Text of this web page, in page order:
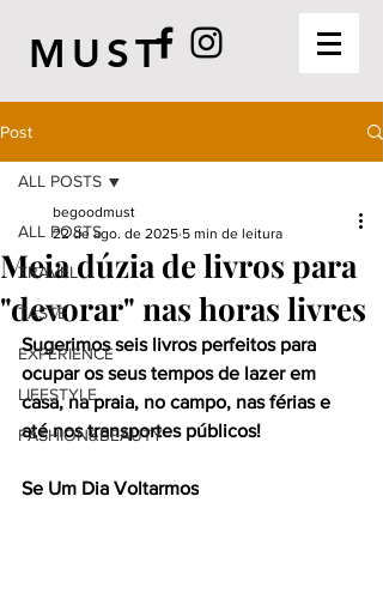
MUST
Post
ALL POSTS
TRAVEL
TASTE
EXPERIENCE
LIFESTYLE
FASHION&BEAUTY
ALL POSTS
Meia dúzia de livros para
"devorar" nas horas livres
begoodmust
22 de ago. de 2025 5 min de leitura
Sugerimos seis livros perfeitos para
ocupar os seus tempos de lazer em
casa, na praia, no campo, nas férias e
até nos transportes públicos!
Se Um Dia Voltarmos